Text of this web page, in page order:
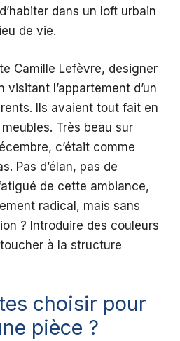
dans un loft urbain
de vie.
Camille Lefèvre, designer
visitant l’appartement d’un
Ils avaient tout fait en
Très beau sur
c’était comme
Pas d’élan, pas de
de cette ambiance,
radical, mais sans
? Introduire des couleurs
à la structure
choisir pour
pièce ?